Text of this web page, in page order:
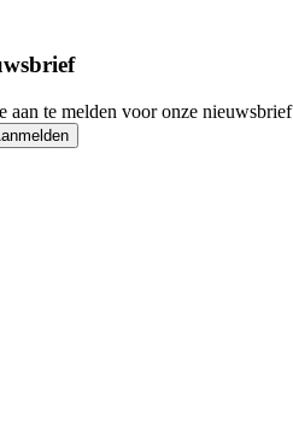
aan te melden voor onze nieuwsbrief